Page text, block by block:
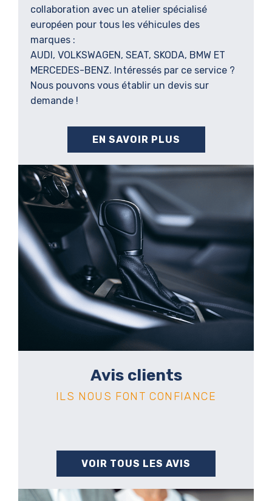
collaboration avec un atelier spécialisé
européen pour tous les véhicules des
marques :
AUDI, VOLKSWAGEN, SEAT, SKODA, BMW ET
MERCEDES-BENZ. Intéressés par ce service ?
Nous pouvons vous établir un devis sur
demande !
EN SAVOIR PLUS
Avis clients
ILS NOUS FONT CONFIANCE
VOIR TOUS LES AVIS